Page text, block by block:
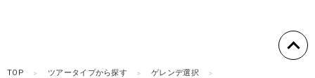
TOP ツアータイプから探す ゲレンデ選択